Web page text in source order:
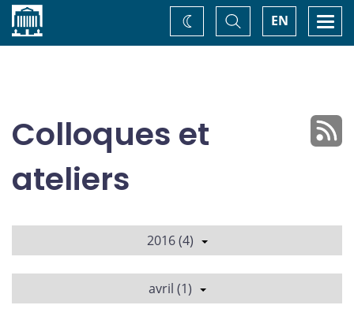
Accueil EN
Basculer
la
recherche
Changez
de
Colloques et
ateliers
2016 (4)
avril (1)